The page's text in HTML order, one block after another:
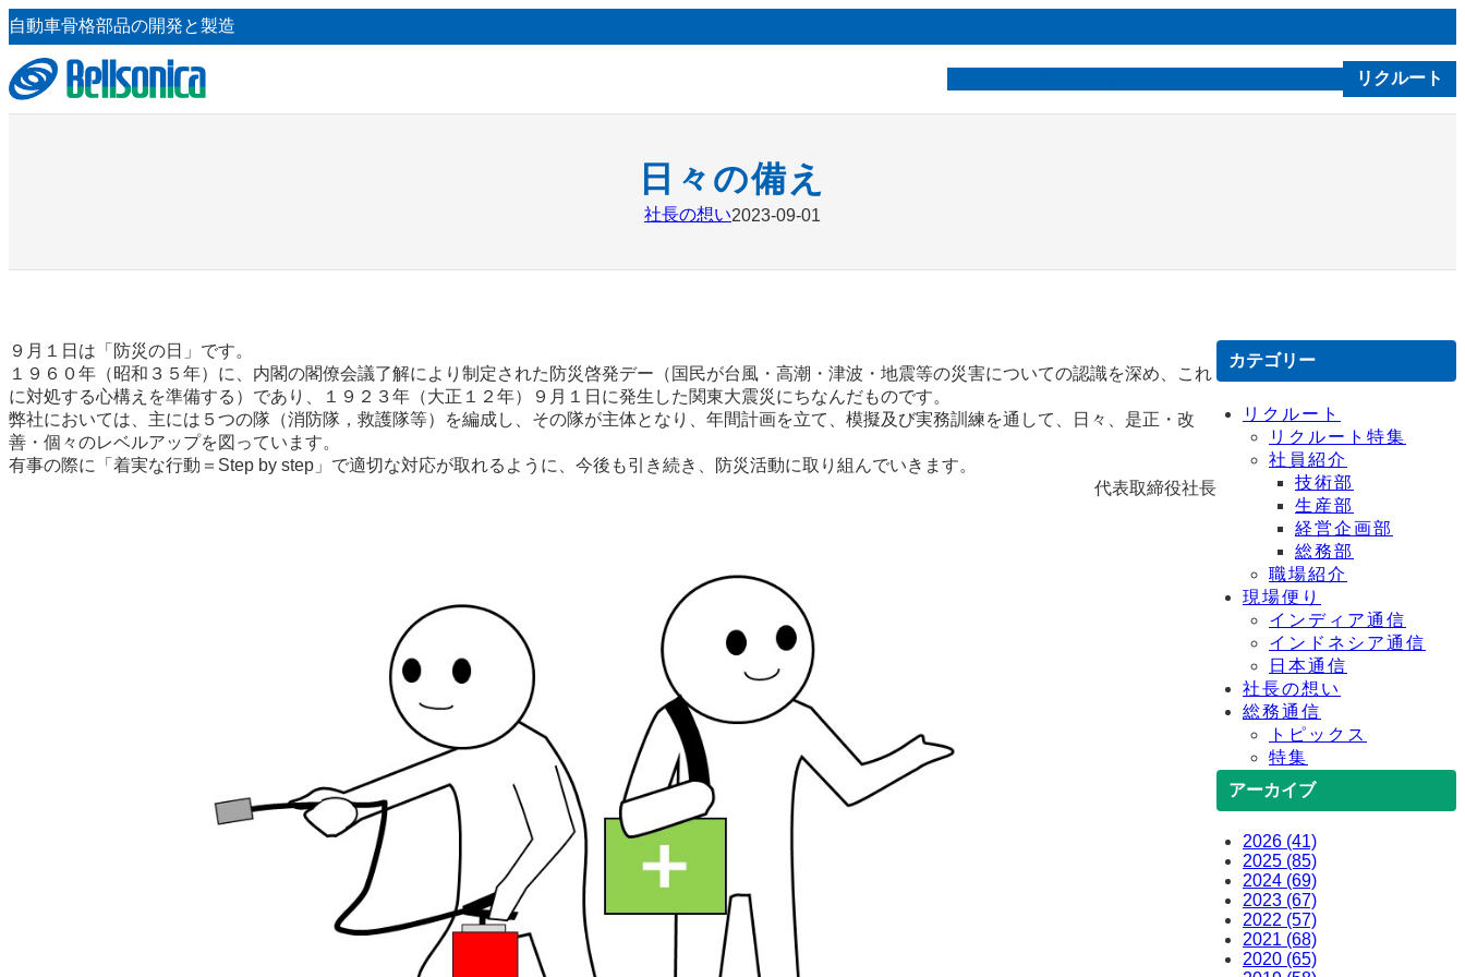
内
容
を
ス
キ
自動車骨格部品の開発と製造
リクルート
日々の備え
社長の想い2023-09-01
９月１日は「防災の日」です。
１９６０年（昭和３５年）に、内閣の閣僚会議了解により制定された防災啓発デー（国民が台風・高潮・津波・地震等の災害についての認識を深め、これ
に対処する心構えを準備する）であり、１９２３年（大正１２年）９月１日に発生した関東大震災にちなんだものです。
弊社においては、主には５つの隊（消防隊，救護隊等）を編成し、その隊が主体となり、年間計画を立て、模擬及び実務訓練を通して、日々、是正・改
善・個々のレベルアップを図っています。
有事の際に「着実な行動＝Step by step」で適切な対応が取れるように、今後も引き続き、防災活動に取り組んでいきます。
代表取締役社長
カテゴリー
リクルート
リクルート特集
社員紹介
技術部
生産部
経営企画部
総務部
職場紹介
現場便り
インディア通信
インドネシア通信
日本通信
社長の想い
総務通信
トピックス
特集
アーカイブ
2026 (41)
2025 (85)
2024 (69)
2023 (67)
2022 (57)
2021 (68)
2020 (65)